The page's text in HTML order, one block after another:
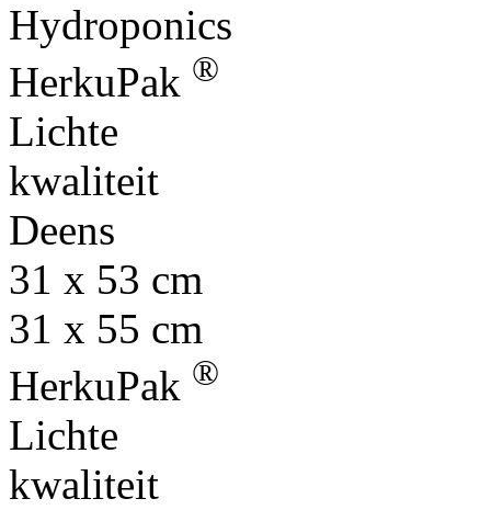
Hydroponics
HerkuPak ®
Lichte
kwaliteit
Deens
31 x 53 cm
31 x 55 cm
HerkuPak ®
Lichte
kwaliteit